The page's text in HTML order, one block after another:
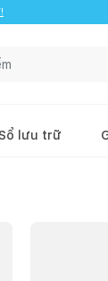
Sổ lưu trữ